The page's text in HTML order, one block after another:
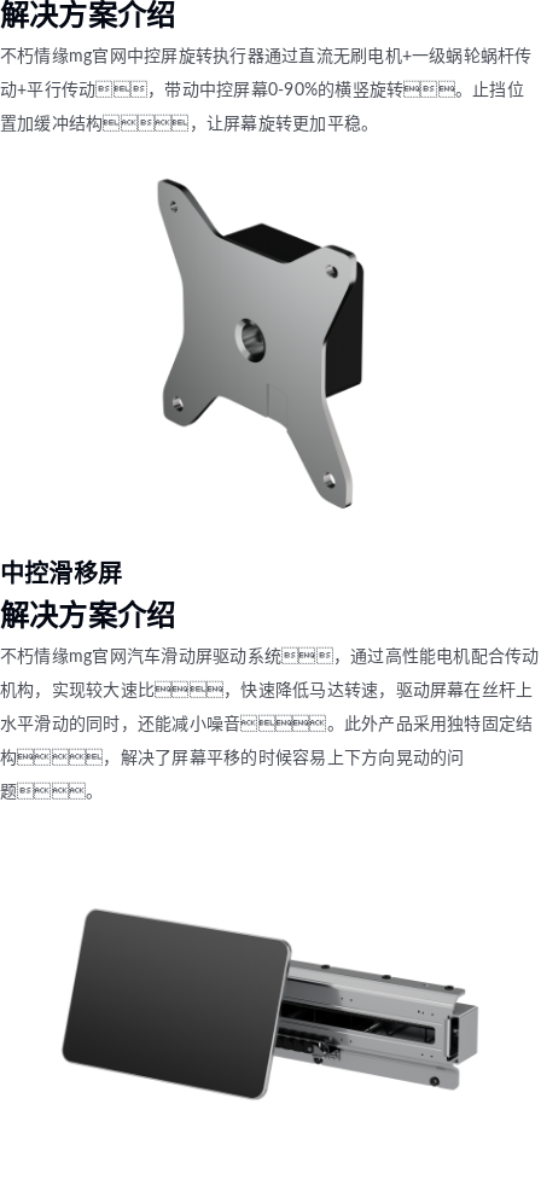
解决方案介绍
不朽情缘mg官网中控屏旋转执行器通过直流无刷电机+一级蜗轮蜗杆传
动+平行传动，带动中控屏幕0-90%的横竖旋转。止挡位
置加缓冲结构，让屏幕旋转更加平稳。
中控滑移屏
解决方案介绍
不朽情缘mg官网汽车滑动屏驱动系统，通过高性能电机配合传动
机构，实现较大速比，快速降低马达转速，驱动屏幕在丝杆上
水平滑动的同时，还能减小噪音。此外产品采用独特固定结
构，解决了屏幕平移的时候容易上下方向晃动的问
题。